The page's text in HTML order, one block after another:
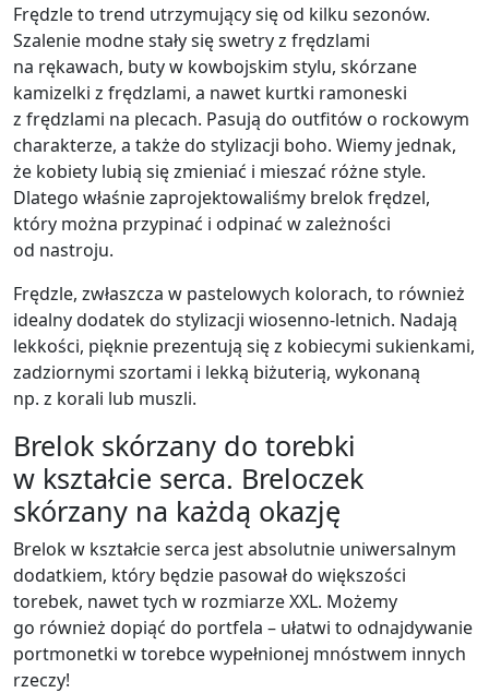
Frędzle to trend utrzymujący się od kilku sezonów.
Szalenie modne stały się swetry z frędzlami
na rękawach, buty w kowbojskim stylu, skórzane
kamizelki z frędzlami, a nawet kurtki ramoneski
z frędzlami na plecach. Pasują do outfitów o rockowym
charakterze, a także do stylizacji boho. Wiemy jednak,
że kobiety lubią się zmieniać i mieszać różne style.
Dlatego właśnie zaprojektowaliśmy brelok frędzel,
który można przypinać i odpinać w zależności
od nastroju.
Frędzle, zwłaszcza w pastelowych kolorach, to również
idealny dodatek do stylizacji wiosenno-letnich. Nadają
lekkości, pięknie prezentują się z kobiecymi sukienkami,
zadziornymi szortami i lekką biżuterią, wykonaną
np. z korali lub muszli.
Brelok skórzany do torebki
w kształcie serca. Breloczek
skórzany na każdą okazję
Brelok w kształcie serca jest absolutnie uniwersalnym
dodatkiem, który będzie pasował do większości
torebek, nawet tych w rozmiarze XXL. Możemy
go również dopiąć do portfela – ułatwi to odnajdywanie
portmonetki w torebce wypełnionej mnóstwem innych
rzeczy!